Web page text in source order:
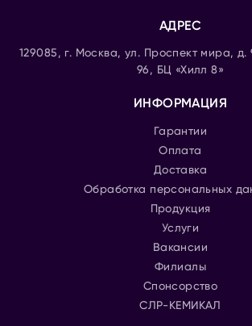
АДРЕС
129085, г. Москва, ул. Проспект мира, д.
96, БЦ «Хилл 8»
ИНФОРМАЦИЯ
Гарантии
Оплата
Доставка
Обработка персональных
Продукция
Услуги
Вакансии
Филиалы
Спонсорство
СЛР-КЕМИКАЛ